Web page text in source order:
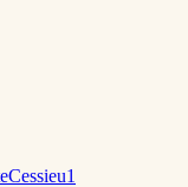
Cessieu1